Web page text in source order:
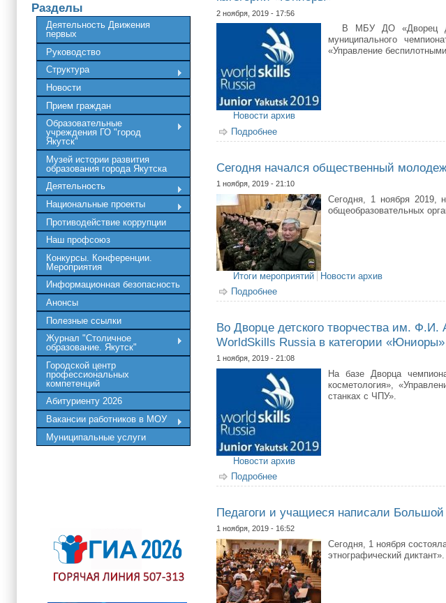
Разделы
Деятельность Движения
первых
Руководство
Структура
Новости
Прием граждан
Образовательные
учреждения ГО "город
Якутск"
Музей истории развития
образования города Якутска
Деятельность
Национальные проекты
Противодействие коррупции
Наш профсоюз
Конкурсы. Конференции.
Мероприятия
Информационная безопасность
Анонсы
Полезные ссылки
Журнал "Столичное
образование. Якутск"
Городской центр
профессиональных
компетенций
Абитуриенту 2026
Вакансии работников в МОУ
Муниципальные услуги
2 ноября, 2019 - 17:56
В МБУ ДО «Дворец
муниципального
«Управление
Новости архив
Подробнее
Сегодня начался общественный
1 ноября, 2019 - 21:10
Сегодня, 1 ноября 2019,
общеобразовательных
Итоги мероприятий
Новости архив
Подробнее
Во Дворце детского творчества им.
WorldSkills Russia в категории «Юниоры»
1 ноября, 2019 - 21:08
На базе Дворца
косметология»,
станках с ЧПУ».
Новости архив
Подробнее о Во Дворце детского творчества
Педагоги и учащиеся написали Большой
1 ноября, 2019 - 16:52
Сегодня, 1 ноября
этнографический диктант».